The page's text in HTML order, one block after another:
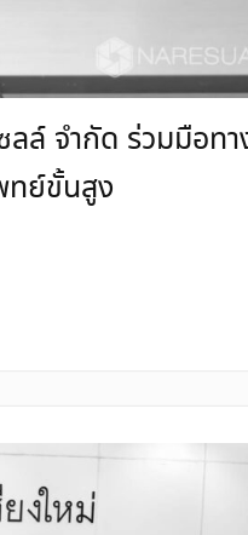
ล์ จำกัด ร่วมมือทา
ทย์ขั้นสูง